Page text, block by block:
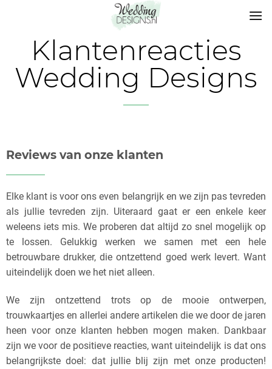
Klantenreacties
Wedding Designs
Reviews van onze klanten
Elke klant is voor ons even belangrijk en we zijn pas tevreden
als jullie tevreden zijn. Uiteraard gaat er een enkele keer
weleens iets mis. We proberen dat altijd zo snel mogelijk op
te lossen. Gelukkig werken we samen met een hele
betrouwbare drukker, die ontzettend goed werk levert. Want
uiteindelijk doen we het niet alleen.
We zijn ontzettend trots op de mooie ontwerpen,
trouwkaartjes en allerlei andere artikelen die we door de jaren
heen voor onze klanten hebben mogen maken. Dankbaar
zijn we voor de positieve reacties, want uiteindelijk is dat ons
belangrijkste doel: dat jullie blij zijn met onze producten!